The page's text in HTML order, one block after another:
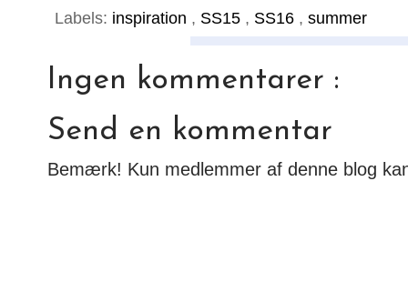
Labels: inspiration , SS15 , SS16 , summer
Ingen kommentarer :
Send en kommentar
Bemærk! Kun medlemmer af denne blog